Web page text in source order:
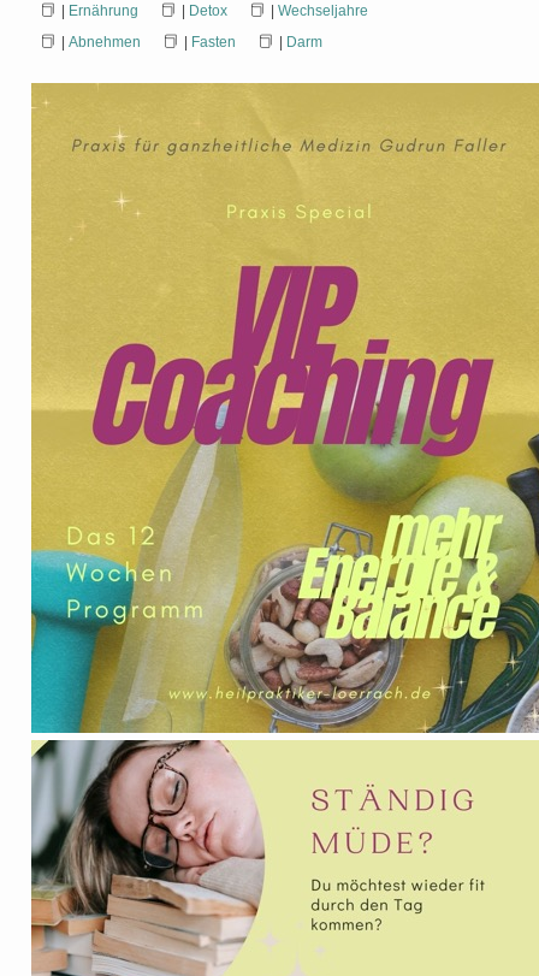
| Ernährung | Detox | Wechseljahre
| Abnehmen | Fasten | Darm